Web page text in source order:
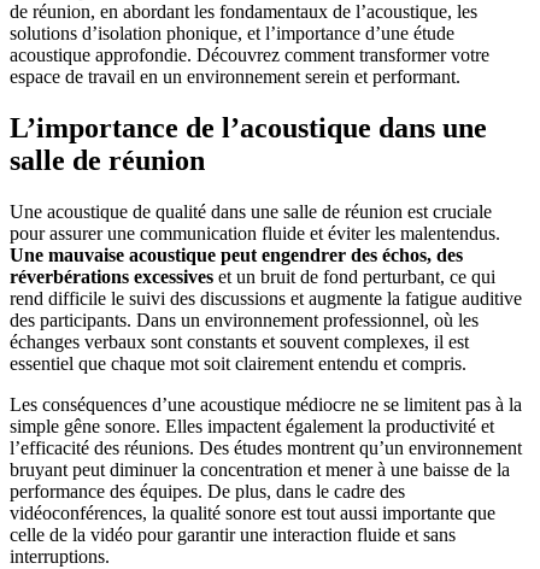
de réunion, en abordant les fondamentaux de l’acoustique, les
solutions d’isolation phonique, et l’importance d’une étude
acoustique approfondie. Découvrez comment transformer votre
espace de travail en un environnement serein et performant.
L’importance de l’acoustique dans une
salle de réunion
Une acoustique de qualité dans une salle de réunion est cruciale
pour assurer une communication fluide et éviter les malentendus.
Une mauvaise acoustique peut engendrer des échos, des
réverbérations excessives et un bruit de fond perturbant, ce qui
rend difficile le suivi des discussions et augmente la fatigue auditive
des participants. Dans un environnement professionnel, où les
échanges verbaux sont constants et souvent complexes, il est
essentiel que chaque mot soit clairement entendu et compris.
Les conséquences d’une acoustique médiocre ne se limitent pas à la
simple gêne sonore. Elles impactent également la productivité et
l’efficacité des réunions. Des études montrent qu’un environnement
bruyant peut diminuer la concentration et mener à une baisse de la
performance des équipes. De plus, dans le cadre des
vidéoconférences, la qualité sonore est tout aussi importante que
celle de la vidéo pour garantir une interaction fluide et sans
interruptions.